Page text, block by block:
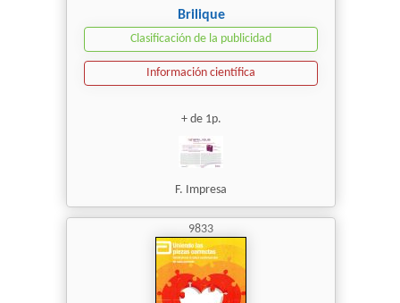
Brilique
Clasificación de la publicidad
Información científica
+ de 1p.
F. Impresa
9833